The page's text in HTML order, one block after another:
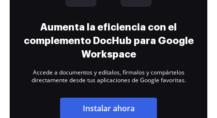
Aumenta la eficiencia con el
complemento DocHub para Google
Workspace
Accede a documentos y edítalos, fírmalos y compártelos
directamente desde tus aplicaciones de Google favoritas.
Instalar ahora